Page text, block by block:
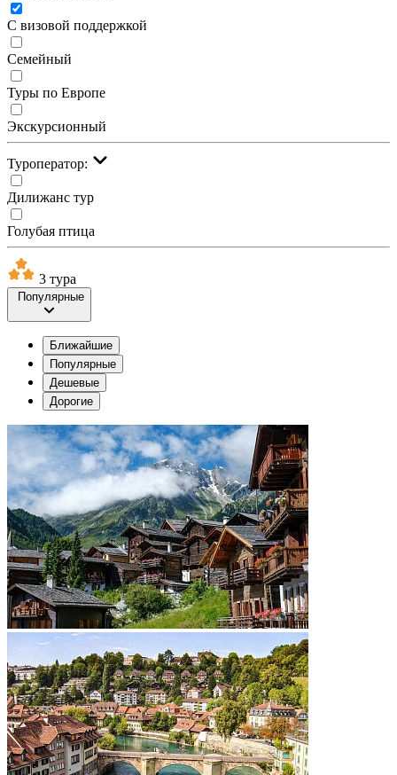
С визовой поддержкой
Семейный
Туры по Европе
Экскурсионный
Туроператор:
Дилижанс тур
Голубая птица
3 тура
Популярные
Ближайшие
Популярные
Дешевые
Дорогие